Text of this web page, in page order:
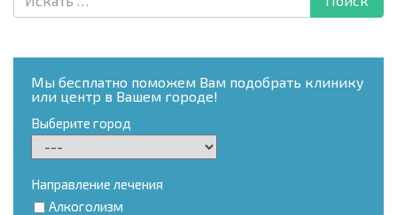
Мы бесплатно поможем Вам подобрать клинику
или центр в Вашем городе!
Выберите город
Направление лечения
Алкоголизм